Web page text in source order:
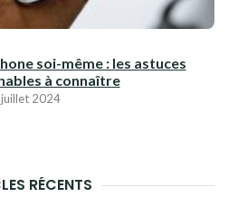
soi-même : les astuces
à connaître
2024
RÉCENTS